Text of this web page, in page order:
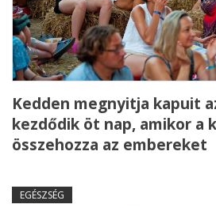
Kedden megnyitja kapuit
kezdődik öt nap, amikor a
összehozza az embereket
EGÉSZSÉG